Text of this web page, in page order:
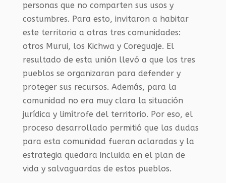
personas que no comparten sus usos y
costumbres. Para esto, invitaron a habitar
este territorio a otras tres comunidades:
otros Murui, los Kichwa y Coreguaje. El
resultado de esta unión llevó a que los tres
pueblos se organizaran para defender y
proteger sus recursos. Además, para la
comunidad no era muy clara la situación
jurídica y limítrofe del territorio. Por eso, el
proceso desarrollado permitió que las dudas
para esta comunidad fueran aclaradas y la
estrategia quedara incluida en el plan de
vida y salvaguardas de estos pueblos.